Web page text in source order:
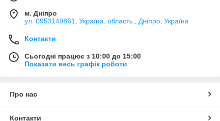
м. Дніпро
ул. 0953149861, Україна, область., Дніпро, Україна
Контакти
Сьогодні працює з 10:00 до 15:00
Показати весь графік роботи
Про нас
Контакти